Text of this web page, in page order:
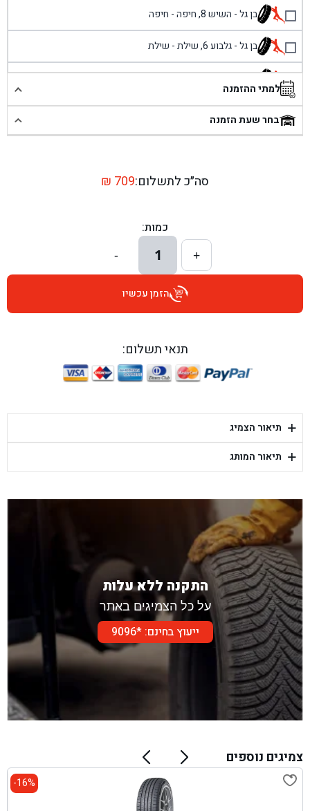
בן גל - השיש 8, חיפה - חיפה
בן גל - גלבוע 6, שילת - שילת
בן גל - פוריידיס, כניסה צפונית מול כביש 4 - פרדיס
בן גל - שכונת אזור תעשייה זעירה, עיילבון - עיילבון
בן גל - דרך השבעה 20, אזור - אזור
בן גל - הרצל 6, גדרה - גדרה
בן גל - שדרות דוד בן גוריון 8, באר שבע - באר שבע
בן גל - היובלים 26, הוד השרון - הוד השרון
בן גל - יפת 88, תל אביב יפו - תל אביב
בן גל - דור אלון הר טוב - בית שמש
למתי ההזמנה
בחר שעת הזמנה
סה״כ לתשלום: ₪ 709
כמות:
+
1
-
הזמן עכשיו
תנאי תשלום:
+ תיאור הצמיג
+ תיאור המותג
התקנה ללא עלות
על כל הצמיגים באתר
ייעוץ בחינם: *9096
צמיגים נוספים
16%-